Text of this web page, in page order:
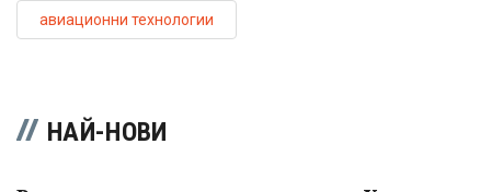
авиационни технологии
НАЙ-НОВИ